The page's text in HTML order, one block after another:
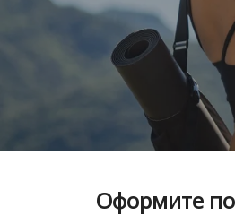
Оформите